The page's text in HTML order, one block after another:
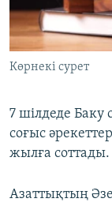
ЖАЗЫЛЫҢЫЗ
Көрнекі сурет
7 шілдеде
соғыс
жылға соттады.
Азаттықтың